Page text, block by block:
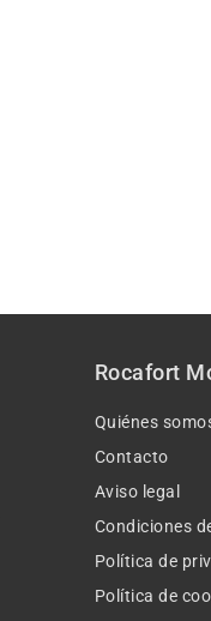
Rocafort
Quiénes
Contacto
Aviso legal
Condiciones
Política de
Política de